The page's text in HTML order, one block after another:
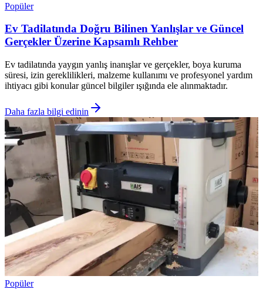
Popüler
Ev Tadilatında Doğru Bilinen Yanlışlar ve Güncel
Gerçekler Üzerine Kapsamlı Rehber
Ev tadilatında yaygın yanlış inanışlar ve gerçekler, boya kuruma
süresi, izin gereklilikleri, malzeme kullanımı ve profesyonel yardım
ihtiyacı gibi konular güncel bilgiler ışığında ele alınmaktadır.
Daha fazla bilgi edinin
Popüler